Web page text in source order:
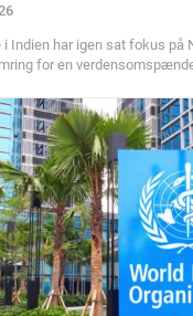
Indien har igen sat fokus på
for en